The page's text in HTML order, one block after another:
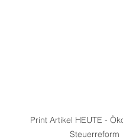
Print Artikel HEUTE -
Steuerreform